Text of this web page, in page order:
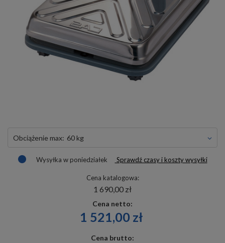
obciążenie max: 60 kg
Wysyłka w poniedziałek Sprawdź czasy i koszty wysyłki
Cena katalogowa:
1 690,00 zł
Cena netto:
1 521,00 zł
Cena brutto: